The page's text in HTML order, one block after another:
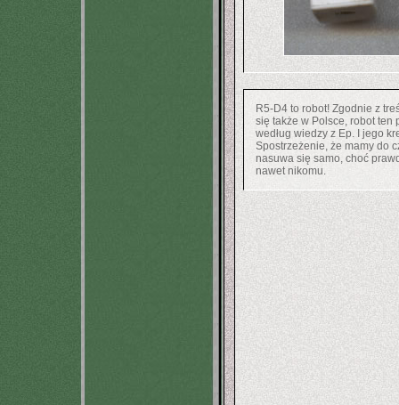
R5-D4 to robot! Zgodnie z
się także w Polsce, robot ten
według wiedzy z Ep. I jego
Spostrzeżenie, że mamy do
nasuwa się samo, choć
nawet nikomu.